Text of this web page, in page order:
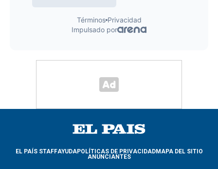
EL PAÍS STAFFAYUDAPOLÍTICAS DE PRIVACIDADMAPA DEL SITIO
ANUNCIANTES